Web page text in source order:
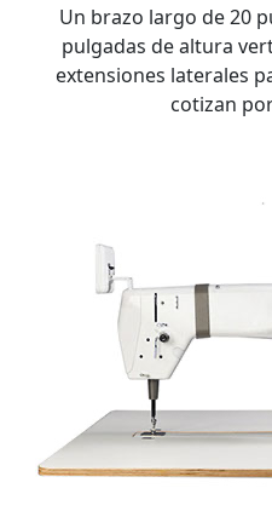
Un brazo largo de 20
pulgadas de altura
extensiones laterales
cotizan